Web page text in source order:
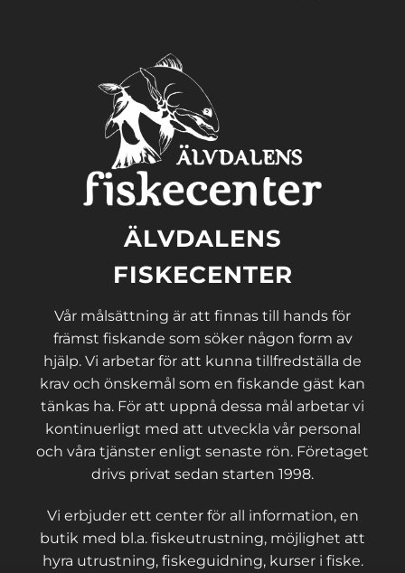
ÄLVDALENS
FISKECENTER
Vår målsättning är att finnas till hands för
främst fiskande som söker någon form av
hjälp. Vi arbetar för att kunna tillfredställa de
krav och önskemål som en fiskande gäst kan
tänkas ha. För att uppnå dessa mål arbetar vi
kontinuerligt med att utveckla vår personal
och våra tjänster enligt senaste rön. Företaget
drivs privat sedan starten 1998.
Vi erbjuder ett center för all information, en
butik med bl.a. fiskeutrustning, möjlighet att
hyra utrustning, fiskeguidning, kurser i fiske.